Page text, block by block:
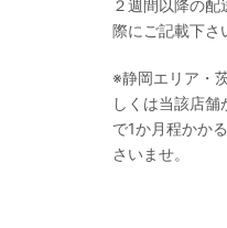
２週間以降の
際にご記載下さ
※静岡エリア・
しくは当該店
で1か月程かか
さいませ。